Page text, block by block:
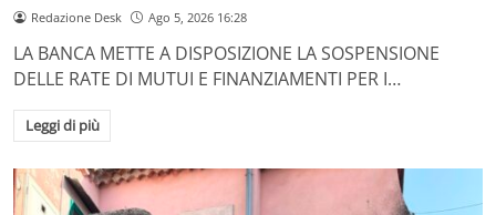
Redazione Desk Ago 5, 2026 16:28
LA BANCA METTE A DISPOSIZIONE LA SOSPENSIONE
DELLE RATE DI MUTUI E FINANZIAMENTI PER I…
Leggi di più